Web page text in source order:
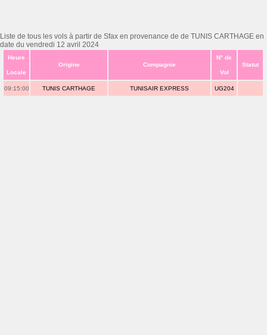
Liste de tous les vols à partir de Sfax en provenance de de TUNIS CARTHAGE en
date du vendredi 12 avril 2024
Heure
Locale
Origine Compagnie
N° de
Vol
Statut
09:15:00 TUNIS CARTHAGE TUNISAIR EXPRESS UG204